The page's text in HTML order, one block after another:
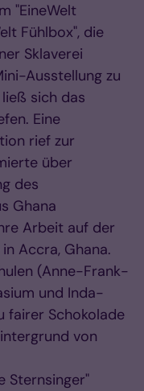
"EineWelt
Fühlbox", die
Sklaverei
Ausstellung zu
ließ sich das
Eine
rief zur
über
des
Ghana
Arbeit auf der
Accra, Ghana.
(Anne-Frank-
und Inda-
fairer Schokolade
von
Sternsinger"